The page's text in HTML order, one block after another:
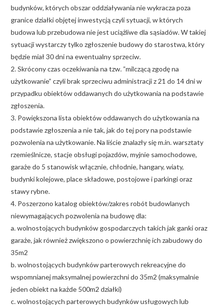
budynków, których obszar oddziaływania nie wykracza poza
granice działki objętej inwestycją czyli sytuacji, w których
budowa lub przebudowa nie jest uciążliwe dla sąsiadów. W takiej
sytuacji wystarczy tylko zgłoszenie budowy do starostwa, który
będzie miał 30 dni na ewentualny sprzeciw.
2. Skrócony czas oczekiwania na tzw. ”milczącą zgodę na
użytkowanie” czyli brak sprzeciwu administracji z 21 do 14 dni w
przypadku obiektów oddawanych do użytkowania na podstawie
zgłoszenia.
3. Powiększona lista obiektów oddawanych do użytkowania na
podstawie zgłoszenia a nie tak, jak do tej pory na podstawie
pozwolenia na użytkowanie. Na liście znalazły się m.in. warsztaty
rzemieślnicze, stacje obsługi pojazdów, myjnie samochodowe,
garaże do 5 stanowisk włącznie, chłodnie, hangary, wiaty,
budynki kolejowe, place składowe, postojowe i parkingi oraz
stawy rybne.
4. Poszerzono katalog obiektów/zakres robót budowlanych
niewymagających pozwolenia na budowę dla:
a. wolnostojących budynków gospodarczych takich jak ganki oraz
garaże, jak również zwiększono o powierzchnię ich zabudowy do
35m2
b. wolnostojących budynków parterowych rekreacyjne do
wspomnianej maksymalnej powierzchni do 35m2 (maksymalnie
jeden obiekt na każde 500m2 działki)
c. wolnostojących parterowych budynków usługowych lub